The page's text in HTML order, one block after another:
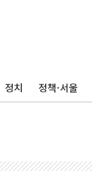
정치 정책·서울